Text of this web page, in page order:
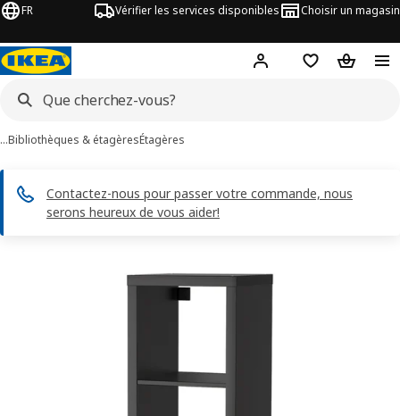
FR Vérifier les services disponibles Choisir un magasin
Hej ! Connectez-vous
Listes dePanier
…Bibliothèques & étagèresÉtagères
Contactez-nous pour passer votre commande, nous
serons heureux de vous aider!